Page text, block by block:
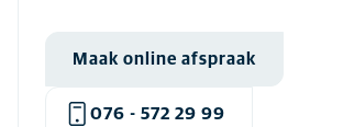
Maak online afspraak
076 - 572 29 99